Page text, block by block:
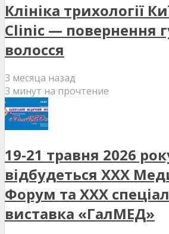
Клініка трихології
Clinic — повернення
волосся
3 месяца назад
3 минут на прочтение
19-21 травня 2026
відбудеться XXX
Форум та XXX
виставка «ГалМЕД»